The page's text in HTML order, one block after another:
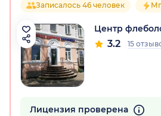
Записалось 46 человек
Центр
3.2 15
Лицензия проверена